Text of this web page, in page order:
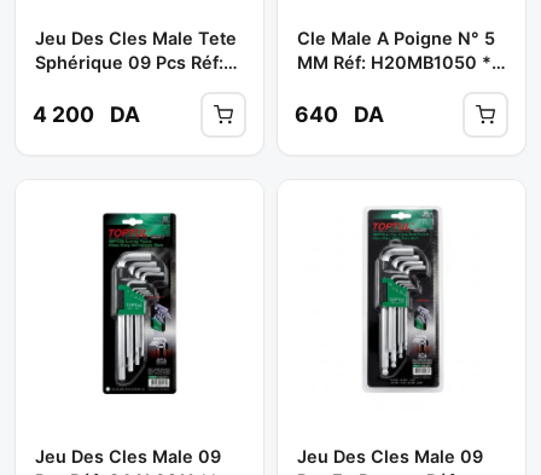
Jeu Des Cles Male Tete
Sphérique 09 Pcs Réf:
4 200 DA
Cle Male A Poigne N° 5
MM Réf: H20MB1050 **
640 DA
Jeu Des Cles Male 09
Jeu Des Cles Male 09